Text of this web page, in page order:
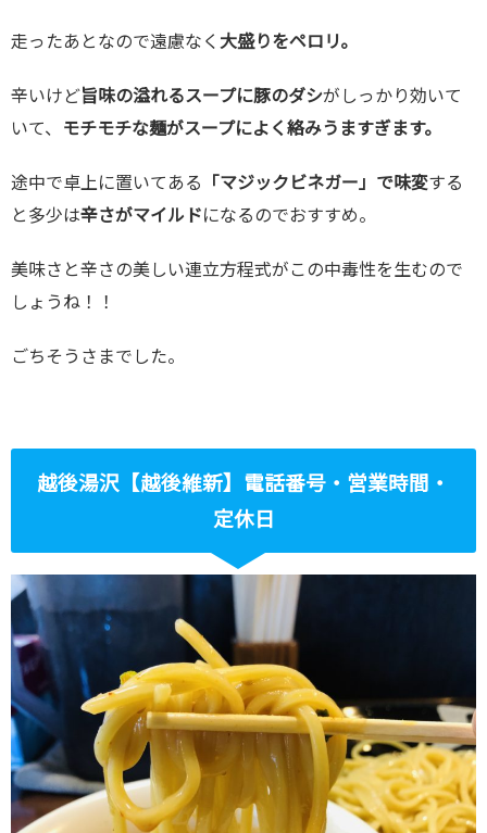
走ったあとなので遠慮なく 大盛りをペロリ。
辛いけど旨味の溢れるスープに豚のダシがしっかり効いて
いて、
モチモチな麺がスープによく絡みうますぎます。
途中で卓上に置いてある 「マジックビネガー」で味変する
と 多少は辛さがマイルドになるのでおすすめ。
美味さと辛さの美しい連立方程式がこの中毒性を生むので
しょうね！！
ごちそうさまでした。
越後湯沢【越後維新】電話番号・営業時間・
定休日